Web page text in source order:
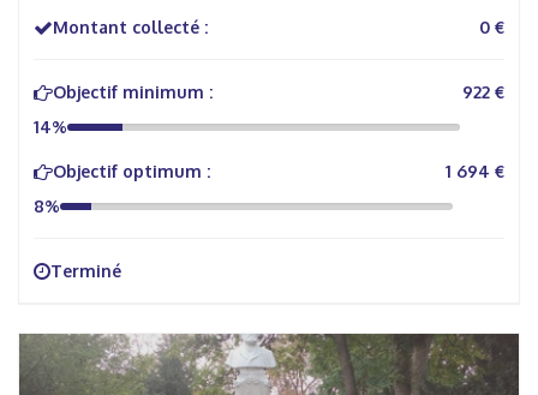
Montant collecté : 0 €
Objectif minimum :
922 €
14%
Objectif optimum :
1 694 €
8%
Terminé